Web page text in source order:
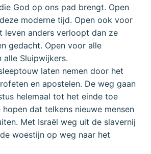
God op ons pad brengt. Open
moderne tijd. Open ook voor
leven anders verloopt dan ze
gedacht. Open voor alle
alle Sluipwijkers.
laten nemen door het
en apostelen. De weg gaan
helemaal tot het einde toe
dat telkens nieuwe mensen
Met Israël weg uit de slavernij
woestijn op weg naar het